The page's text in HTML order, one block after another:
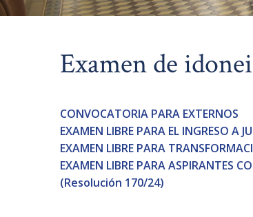
Examen de
CONVOCATORIA PARA EXTERNOS
EXAMEN LIBRE PARA EL INGRESO
EXAMEN LIBRE PARA
EXAMEN LIBRE PARA ASPIRANTES
(Resolución 170/24)